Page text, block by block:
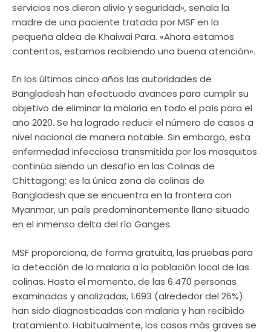
servicios nos dieron alivio y seguridad», señala la
madre de una paciente tratada por MSF en la
pequeña aldea de Khaiwai Para. «Ahora estamos
contentos, estamos recibiendo una buena atención».
En los últimos cinco años las autoridades de
Bangladesh han efectuado avances para cumplir su
objetivo de eliminar la malaria en todo el país para el
año 2020. Se ha logrado reducir el número de casos a
nivel nacional de manera notable. Sin embargo, esta
enfermedad infecciosa transmitida por los mosquitos
continúa siendo un desafío en las Colinas de
Chittagong; es la única zona de colinas de
Bangladesh que se encuentra en la frontera con
Myanmar, un país predominantemente llano situado
en el inmenso delta del río Ganges.
MSF proporciona, de forma gratuita, las pruebas para
la detección de la malaria a la población local de las
colinas. Hasta el momento, de las 6.470 personas
examinadas y analizadas, 1.693 (alrededor del 26%)
han sido diagnosticadas con malaria y han recibido
tratamiento. Habitualmente, los casos más graves se